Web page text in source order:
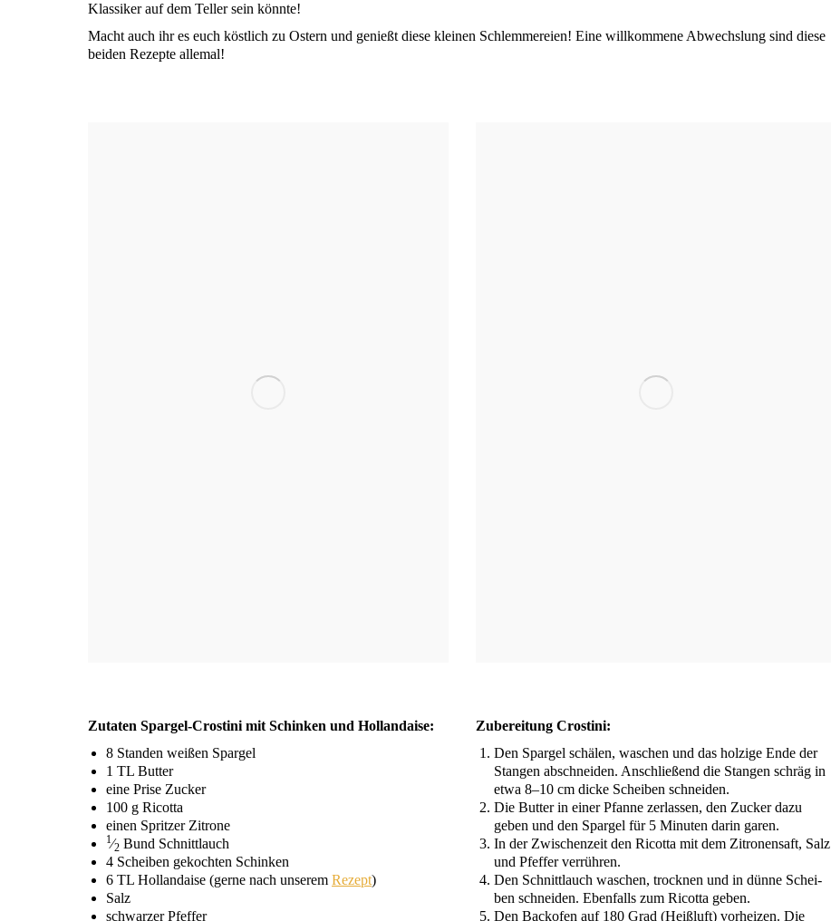
Klas­si­ker auf dem Tel­ler sein könnte!
Macht auch ihr es euch köst­lich zu Ostern und genießt die­se klei­nen Schlem­me­rei­en! Eine will­kom­me­ne Abwechs­lung sind die­se
bei­den Rezep­te allemal!
Zuta­ten Spar­gel-Crosti­ni mit Schin­ken und Hollandaise:
8 Stan­den wei­ßen Spargel
1 TL Butter
eine Pri­se Zucker
100 g Ricotta
einen Sprit­zer Zitrone
1⁄2 Bund Schnittlauch
4 Schei­ben gekoch­ten Schinken
6 TL Hol­lan­dai­se (ger­ne nach unse­rem Rezept)
Salz
schwar­zer Pfeffer
Zube­rei­tung Crostini:
Den Spar­gel schä­len, waschen und das hol­zi­ge Ende der
Stan­gen abschnei­den. Anschlie­ßend die Stan­gen schräg in
etwa 8–10 cm dicke Schei­ben schneiden.
Die But­ter in einer Pfan­ne zer­las­sen, den Zucker dazu
geben und den Spar­gel für 5 Minu­ten dar­in garen.
In der Zwi­schen­zeit den Ricot­ta mit dem Zitro­nen­saft, Salz
und Pfef­fer verrühren.
Den Schnitt­lauch waschen, trock­nen und in dün­ne Schei­
ben schnei­den. Eben­falls zum Ricot­ta geben.
Den Back­ofen auf 180 Grad (Heiß­luft) vor­hei­zen. Die